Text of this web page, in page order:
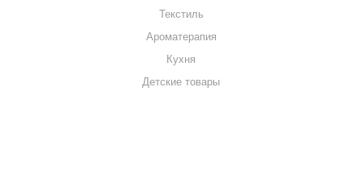
Текстиль
Ароматерапия
Кухня
Детские товары